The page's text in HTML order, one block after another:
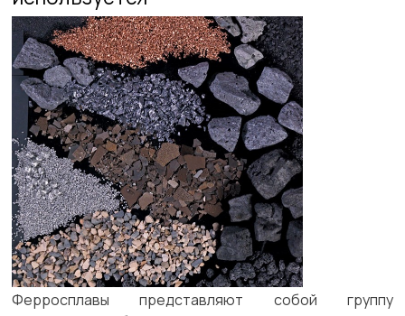
Ферросплавы представляют собой группу